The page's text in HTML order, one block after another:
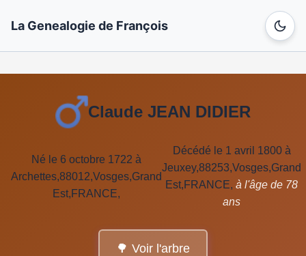
La Genealogie de François
Claude JEAN DIDIER
Né le 6 octobre 1722 à
Archettes,88012,Vosges,Grand
Est,FRANCE,
Décédé le 1 avril 1800 à
Jeuxey,88253,Vosges,Grand
Est,FRANCE, à l'âge de 78
ans
🌳 Voir l'arbre